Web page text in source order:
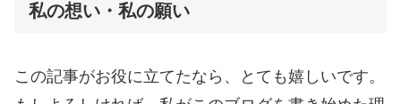
私の想い・私の願い
この記事がお役に立てたなら、とても嬉しいです。